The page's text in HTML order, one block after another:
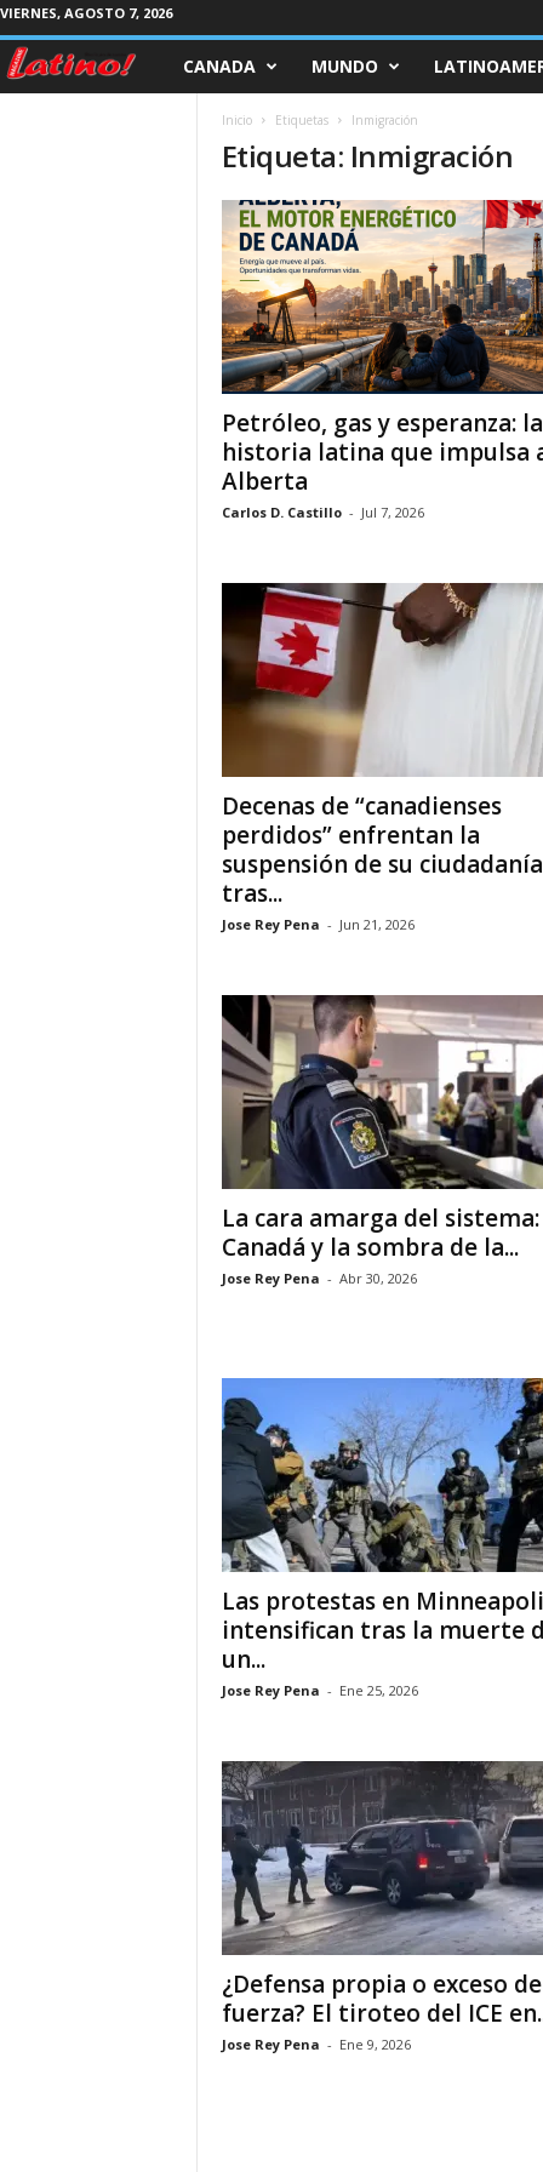
VIERNES, AGOSTO 7, 2026
CANADA MUNDO
Inicio Etiquetas Inmigración
Etiqueta: Inmigración
Petróleo, gas y esperanza: la
historia latina que impulsa
Alberta
Carlos D. Castillo - Jul 7, 2026
Decenas de “canadienses
perdidos” enfrentan la
suspensión de su ciudadanía
tras...
Jose Rey Pena - Jun 21, 2026
La cara amarga del sistema:
Canadá y la sombra de la...
Jose Rey Pena - Abr 30, 2026
Las protestas en
intensifican tras la muerte
un...
Jose Rey Pena - Ene 25, 2026
¿Defensa propia o exceso de
fuerza? El tiroteo del ICE
Jose Rey Pena - Ene 9, 2026